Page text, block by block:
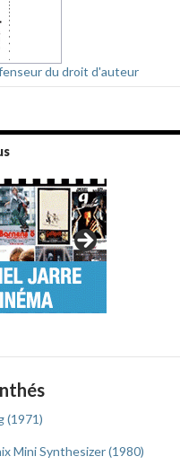
du droit d'auteur
(1971)
Mini Synthesizer (1980)